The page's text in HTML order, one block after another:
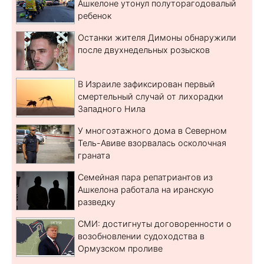
Ашкелоне утонул полуторагодовалый
ребенок
Останки жителя Димоны обнаружили
после двухнедельных розысков
В Израиле зафиксирован первый
смертельный случай от лихорадки
Западного Нила
У многоэтажного дома в Северном
Тель-Авиве взорвалась осколочная
граната
Семейная пара репатриантов из
Ашкелона работала на иранскую
разведку
СМИ: достигнуты договоренности о
возобновлении судоходства в
Ормузском проливе